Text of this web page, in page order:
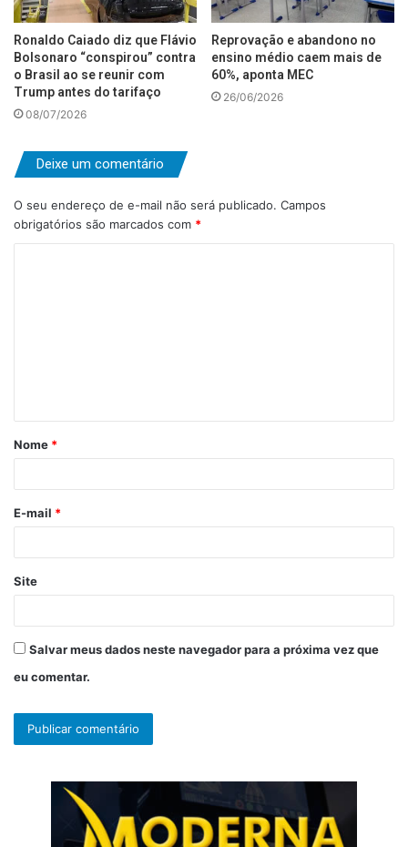
Ronaldo Caiado diz que Flávio
Bolsonaro “conspirou” contra
o Brasil ao se reunir com
Trump antes do tarifaço
08/07/2026
Reprovação e abandono no
ensino médio caem mais de
60%, aponta MEC
26/06/2026
Deixe um comentário
O seu endereço de e-mail não será publicado. Campos
obrigatórios são marcados com *
á
r
*
Nome *
E-mail *
Site
Salvar meus dados neste navegador para a próxima vez que
eu comentar.